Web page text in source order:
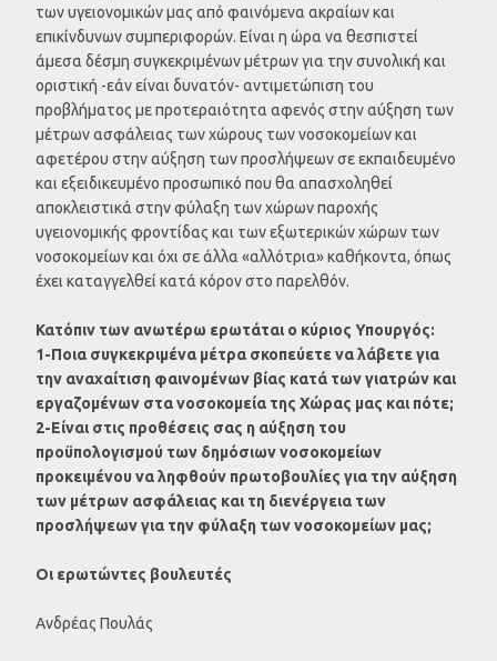
των υγειονομικών μας από φαινόμενα ακραίων και
επικίνδυνων συμπεριφορών. Είναι η ώρα να θεσπιστεί
άμεσα δέσμη συγκεκριμένων μέτρων για την συνολική και
οριστική -εάν είναι δυνατόν- αντιμετώπιση του
προβλήματος με προτεραιότητα αφενός στην αύξηση των
μέτρων ασφάλειας των χώρους των νοσοκομείων και
αφετέρου στην αύξηση των προσλήψεων σε εκπαιδευμένο
και εξειδικευμένο προσωπικό που θα απασχοληθεί
αποκλειστικά στην φύλαξη των χώρων παροχής
υγειονομικής φροντίδας και των εξωτερικών χώρων των
νοσοκομείων και όχι σε άλλα «αλλότρια» καθήκοντα, όπως
έχει καταγγελθεί κατά κόρον στο παρελθόν.
Κατόπιν των ανωτέρω ερωτάται ο κύριος Υπουργός:
1-Ποια συγκεκριμένα μέτρα σκοπεύετε να λάβετε για
την αναχαίτιση φαινομένων βίας κατά των γιατρών και
εργαζομένων στα νοσοκομεία της Χώρας μας και πότε;
2-Είναι στις προθέσεις σας η αύξηση του
προϋπολογισμού των δημόσιων νοσοκομείων
προκειμένου να ληφθούν πρωτοβουλίες για την αύξηση
των μέτρων ασφάλειας και τη διενέργεια των
προσλήψεων για την φύλαξη των νοσοκομείων μας;
Οι ερωτώντες βουλευτές
Ανδρέας Πουλάς